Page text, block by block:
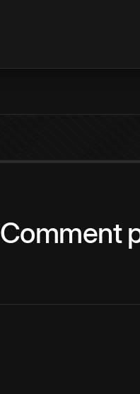
Comment